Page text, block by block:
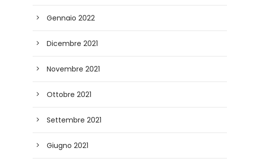
Gennaio 2022
Dicembre 2021
Novembre 2021
Ottobre 2021
Settembre 2021
Giugno 2021